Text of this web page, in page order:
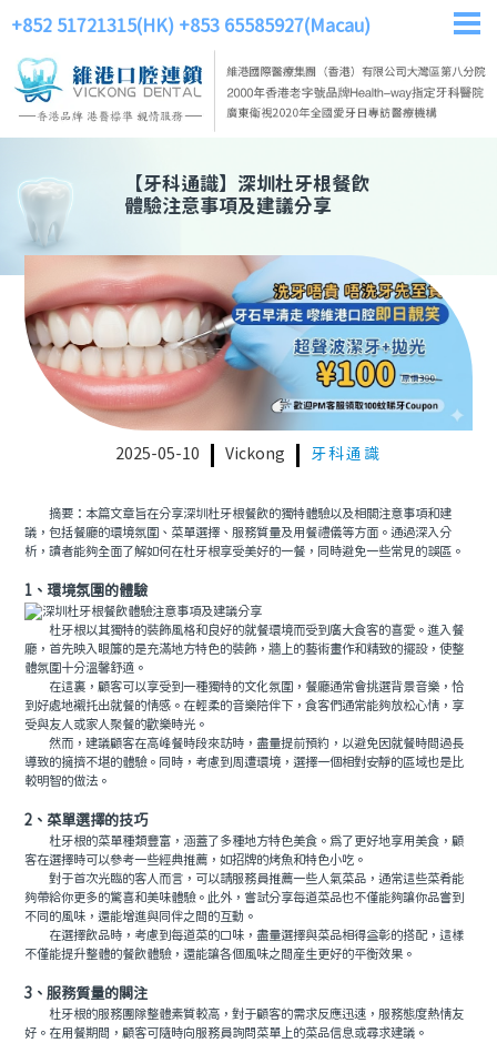
+852 51721315(HK) +853 65585927(Macau)
【牙科通識】 深圳杜牙根餐飲
體驗注意事項及建議分享
2025-05-10 Vickong 牙科通識
摘要：本篇文章旨在分享深圳杜牙根餐飲的獨特體驗以及相關注意事項和建
議，包括餐廳的環境氛圍、菜單選擇、服務質量及用餐禮儀等方面。通過深入分
析，讀者能夠全面了解如何在杜牙根享受美好的一餐，同時避免一些常見的誤區。
1、環境氛圍的體驗
杜牙根以其獨特的裝飾風格和良好的就餐環境而受到廣大食客的喜愛。進入餐
廳，首先映入眼簾的是充滿地方特色的裝飾，牆上的藝術畫作和精致的擺設，使整
體氛圍十分溫馨舒適。
在這裏，顧客可以享受到一種獨特的文化氛圍，餐廳通常會挑選背景音樂，恰
到好處地襯托出就餐的情感。在輕柔的音樂陪伴下，食客們通常能夠放松心情，享
受與友人或家人聚餐的歡樂時光。
然而，建議顧客在高峰餐時段來訪時，盡量提前預約，以避免因就餐時間過長
導致的擁擠不堪的體驗。同時，考慮到周遭環境，選擇一個相對安靜的區域也是比
較明智的做法。
2、菜單選擇的技巧
杜牙根的菜單種類豐富，涵蓋了多種地方特色美食。爲了更好地享用美食，顧
客在選擇時可以參考一些經典推薦，如招牌的烤魚和特色小吃。
對于首次光臨的客人而言，可以請服務員推薦一些人氣菜品，通常這些菜肴能
夠帶給你更多的驚喜和美味體驗。此外，嘗試分享每道菜品也不僅能夠讓你品嘗到
不同的風味，還能增進與同伴之間的互動。
在選擇飲品時，考慮到每道菜的口味，盡量選擇與菜品相得益彰的搭配，這樣
不僅能提升整體的餐飲體驗，還能讓各個風味之間産生更好的平衡效果。
3、服務質量的關注
杜牙根的服務團隊整體素質較高，對于顧客的需求反應迅速，服務態度熱情友
好。在用餐期間，顧客可隨時向服務員詢問菜單上的菜品信息或尋求建議。